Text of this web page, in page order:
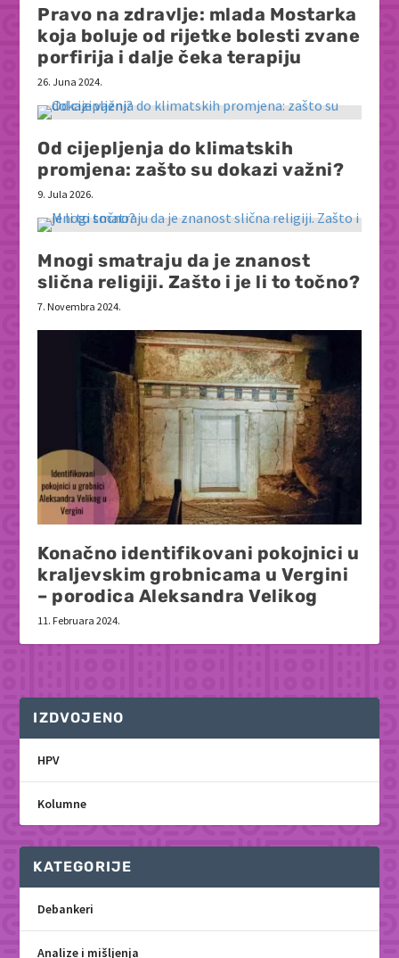
Pravo na zdravlje: mlada Mostarka
koja boluje od rijetke bolesti zvane
porfirija i dalje čeka terapiju
26. Juna 2024.
Od cijepljenja do klimatskih
promjena: zašto su dokazi važni?
9. Jula 2026.
Mnogi smatraju da je znanost
slična religiji. Zašto i je li to točno?
7. Novembra 2024.
Konačno identifikovani pokojnici u
kraljevskim grobnicama u Vergini
– porodica Aleksandra Velikog
11. Februara 2024.
IZDVOJENO
HPV
Kolumne
KATEGORIJE
Debankeri
Analize i mišljenja